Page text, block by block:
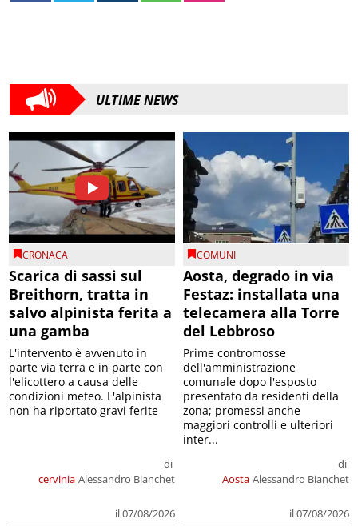
ULTIME NEWS
CRONACA
Scarica di sassi sul
Breithorn, tratta in
salvo alpinista ferita a
una gamba
cervinia
di
Alessandro Bianchet
il 07/08/2026
L'intervento è avvenuto in
parte via terra e in parte con
l'elicottero a causa delle
condizioni meteo. L'alpinista
non ha riportato gravi ferite
COMUNI
Aosta, degrado in via
Festaz: installata una
telecamera alla Torre
del Lebbroso
Aosta
di
Alessandro Bianchet
il 07/08/2026
Prime contromosse
dell'amministrazione
comunale dopo l'esposto
presentato da residenti della
zona; promessi anche
maggiori controlli e ulteriori
inter...